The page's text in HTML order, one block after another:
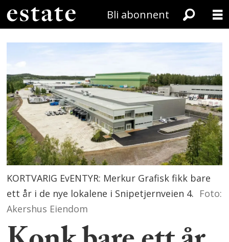
Bli abonnent
KORTVARIG EvENTYR: Merkur Grafisk fikk bare
ett år i de nye lokalene i Snipetjernveien 4. Foto:
Akershus Eiendom